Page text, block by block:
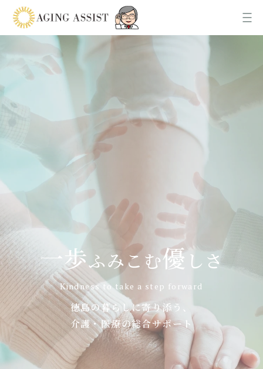
お知らせ
AGING ASSISTについて
各事業所ご案内
採用情報
Contact
お問い合わせ
一歩ふみこむ優しさ
Kindness to take a step forward
徳島の暮らしに寄り添う、
介護・医療の総合サポート